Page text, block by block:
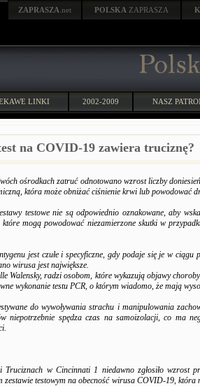
ZAPRASZA .net POLSKA ZAPRASZA
LINKI 2002-2009 NASZ
na COVID-19 zawiera truciznę?
ośrodkach zatruć odnotowano wzrost liczby
która może obniżać ciśnienie krwi lub powodować
testowe nie są odpowiednio oznakowane, aby
mogą powodować niezamierzone skutki w
jest czułe i specyficzne, gdy podaje się je w
wirusa jest największe.
Walensky, radzi osobom, które wykazują objawy
wykonanie testu PCR, o którym wiadomo, że mają
do wywoływania strachu i manipulowania
niepotrzebnie spędza czas na samoizolacji, co ma
w Cincinnati 1 niedawno zgłosiło wzrost
zestawie testowym na obecność wirusa COVID-19, która